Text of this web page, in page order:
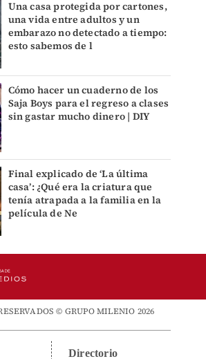
Una casa protegida por cartones,
una vida entre adultos y un
embarazo no detectado a tiempo:
esto sabemos de l
Cómo hacer un cuaderno de los
Saja Boys para el regreso a clases
sin gastar mucho dinero | DIY
Final explicado de ‘La última
casa’: ¿Qué era la criatura que
tenía atrapada a la familia en la
película de Ne
© GRUPO MILENIO 2026
Directorio